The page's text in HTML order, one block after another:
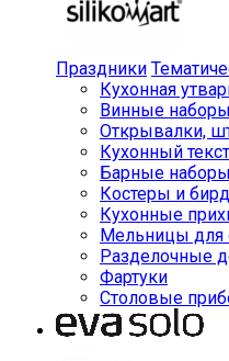
Праздники
Кухонная
Винные
Открывалки,
Кухонный
Барные
Костеры и
Кухонные
Мельницы для
Разделочные
Фартуки
Столовые